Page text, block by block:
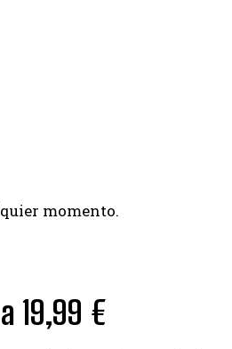
momento.
19,99 €